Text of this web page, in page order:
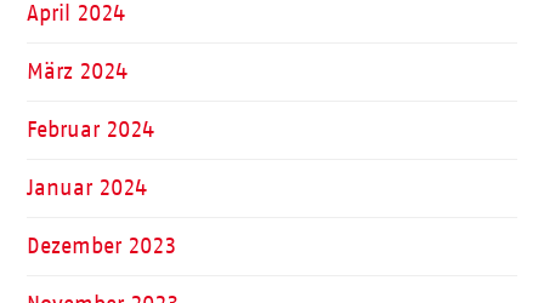
April 2024
März 2024
Februar 2024
Januar 2024
Dezember 2023